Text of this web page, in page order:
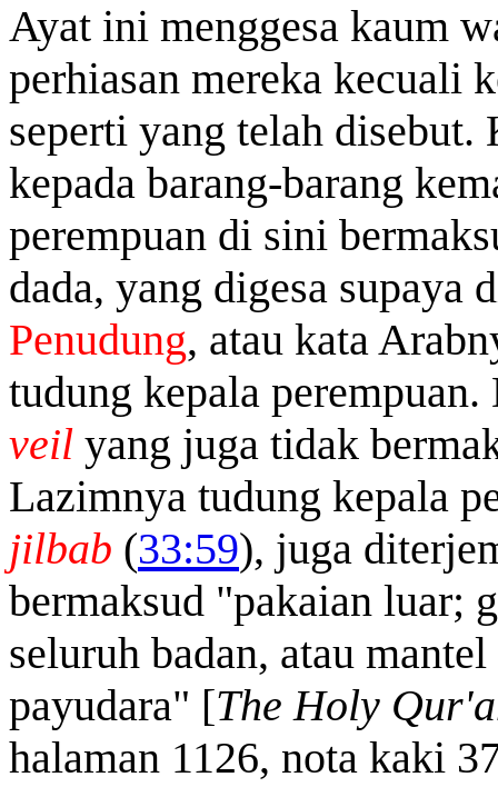
Ayat ini menggesa kaum
perhiasan mereka kecuali
seperti yang telah disebut.
kepada barang-barang
perempuan di sini
dada, yang digesa supaya
Penudung, atau kata
tudung kepala
veil yang juga tidak
Lazimnya tudung kepala
jilbab (33:59), juga
bermaksud "pakaian luar;
seluruh badan, atau
payudara" [The Holy
halaman 1126, nota kaki